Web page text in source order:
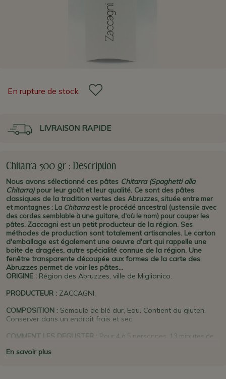
En rupture de stock
LIVRAISON RAPIDE
Chitarra 500 gr : Description
Nous avons sélectionné ces pâtes Chitarra (Spaghetti alla
Chitarra) pour leur goût et leur qualité. Ce sont des pâtes
classiques de la tradition vertes des Abruzzes, située entre mer
et montagnes : La Chitarraest le procédé ancestral (ustensile avec
des cordes semblable à une guitare, d'où le nom) pour couper les
pâtes. Zaccagni est un petit producteur de la région. Ses
méthodes de production sont totalement artisanales. Le carton
d'emballage est également une oeuvre d'art qui rappelle une
boite de dragées, autre spécialité connue de la région. Une
fenêtre transparente découpée aux formes de la carte des
Abruzzes permet de voir les pâtes...
ORIGINE : Région des Abruzzes, ville de Miglianico.
PRODUCTEUR : ZACCAGNI.
COMPOSITION : Semoule de blé dur, Eau. Contient du gluten.
Conserver dans un endroit frais et sec.
COMMENT LES DEGUSTER : Pour 4 à 5 personnes. 13 minutes de
pâtesSpaghetti alla chitarra
En savoir plus